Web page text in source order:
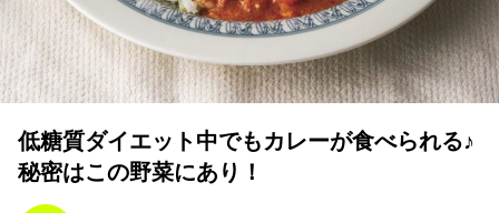
低糖質ダイエット中でもカレーが食べられる♪
秘密はこの野菜にあり！